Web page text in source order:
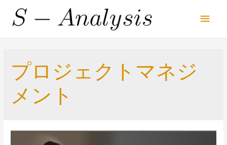
Main
プロジェクトマネジ
メント